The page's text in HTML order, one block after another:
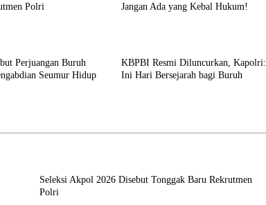
Polri
Jangan Ada yang Kebal Hukum!
Perjuangan Buruh
Seumur Hidup
KBPBI Resmi Diluncurkan, Kapolri:
Ini Hari Bersejarah bagi Buruh
Seleksi Akpol 2026 Disebut Tonggak Baru Rekrutmen
Polri